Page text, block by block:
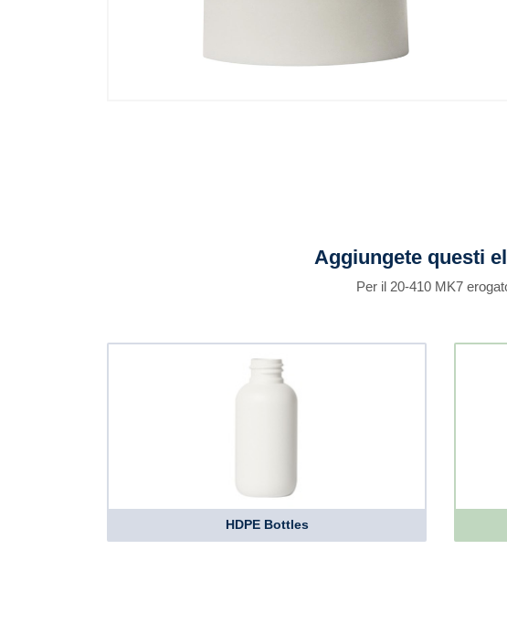
Aggiungete questi
Per il 20-410 MK7
HDPE Bottles